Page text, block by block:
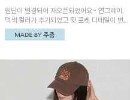
원단이 변경되어 재오픈되었어요~ 연그레이,
먹색 컬러가 추가되었고 뒷 포켓 디테일이 변
경되었습니다~가볍고 시원하게 착용되는 배
기통팬츠! 허리밴딩과 여유로운 통으로 편안해